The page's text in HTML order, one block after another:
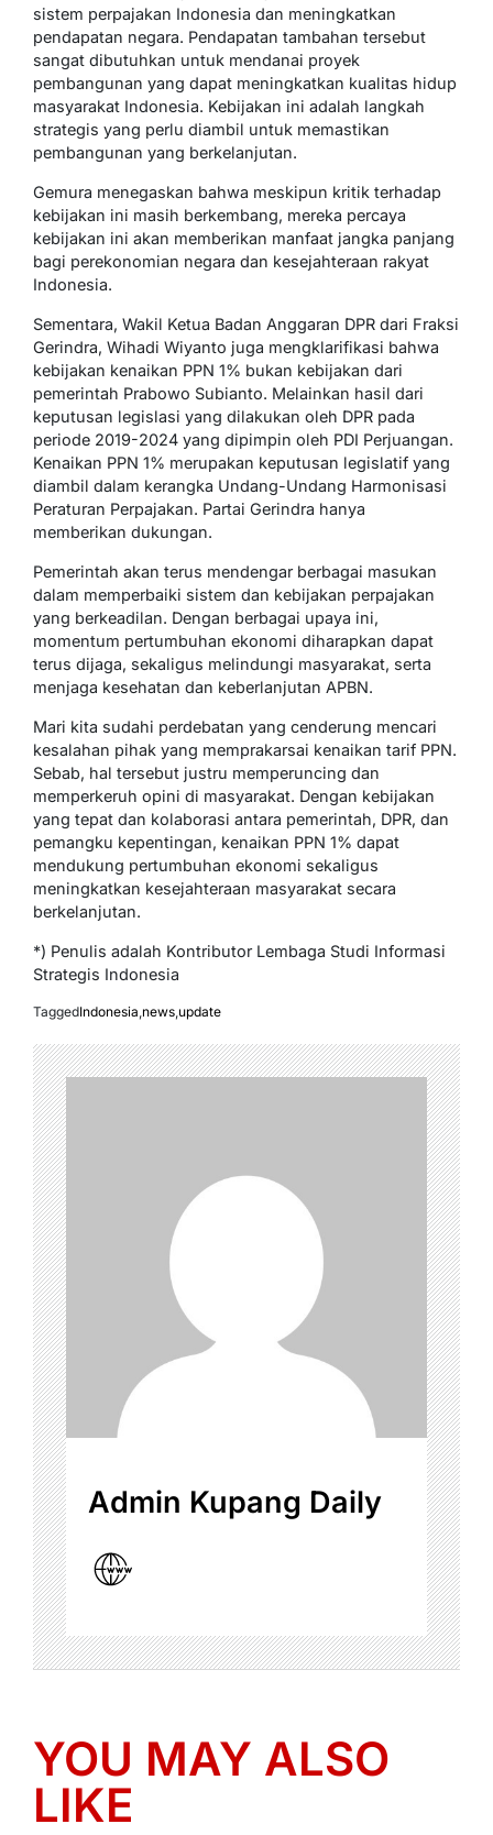
sistem perpajakan Indonesia dan meningkatkan
pendapatan negara. Pendapatan tambahan tersebut
sangat dibutuhkan untuk mendanai proyek
pembangunan yang dapat meningkatkan kualitas hidup
masyarakat Indonesia. Kebijakan ini adalah langkah
strategis yang perlu diambil untuk memastikan
pembangunan yang berkelanjutan.
Gemura menegaskan bahwa meskipun kritik terhadap
kebijakan ini masih berkembang, mereka percaya
kebijakan ini akan memberikan manfaat jangka panjang
bagi perekonomian negara dan kesejahteraan rakyat
Indonesia.
Sementara, Wakil Ketua Badan Anggaran DPR dari Fraksi
Gerindra, Wihadi Wiyanto juga mengklarifikasi bahwa
kebijakan kenaikan PPN 1% bukan kebijakan dari
pemerintah Prabowo Subianto. Melainkan hasil dari
keputusan legislasi yang dilakukan oleh DPR pada
periode 2019-2024 yang dipimpin oleh PDI Perjuangan.
Kenaikan PPN 1% merupakan keputusan legislatif yang
diambil dalam kerangka Undang-Undang Harmonisasi
Peraturan Perpajakan. Partai Gerindra hanya
memberikan dukungan.
Pemerintah akan terus mendengar berbagai masukan
dalam memperbaiki sistem dan kebijakan perpajakan
yang berkeadilan. Dengan berbagai upaya ini,
momentum pertumbuhan ekonomi diharapkan dapat
terus dijaga, sekaligus melindungi masyarakat, serta
menjaga kesehatan dan keberlanjutan APBN.
Mari kita sudahi perdebatan yang cenderung mencari
kesalahan pihak yang memprakarsai kenaikan tarif PPN.
Sebab, hal tersebut justru memperuncing dan
memperkeruh opini di masyarakat. Dengan kebijakan
yang tepat dan kolaborasi antara pemerintah, DPR, dan
pemangku kepentingan, kenaikan PPN 1% dapat
mendukung pertumbuhan ekonomi sekaligus
meningkatkan kesejahteraan masyarakat secara
berkelanjutan.
*) Penulis adalah Kontributor Lembaga Studi Informasi
Strategis Indonesia
TaggedIndonesia,news,update
Admin Kupang Daily
YOU MAY ALSO
LIKE